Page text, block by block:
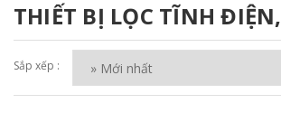
THIẾT BỊ LỌC TĨNH
Sắp xếp :